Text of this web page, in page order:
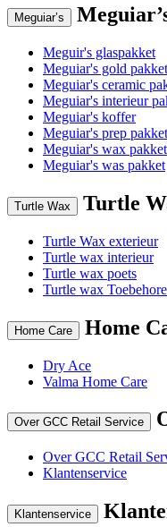
Meguiar’s
Meguir's glaspakket
Meguiar's gold pakket
Meguiar's ceramic
Meguiar's interieur
Meguiar's koffer
Meguiar's prep pakket
Meguiar's wax pakket
Meguiar's was pakket
Turtle Wax Turtle
Turtle Wax exterieur
Turtle wax interieur
Turtle wax poets
Turtle wax
Home Care Home
Dry Ace
Valma Home Care
Over GCC Retail Service
Over GCC Retail
Klantenservice
Klantenservice